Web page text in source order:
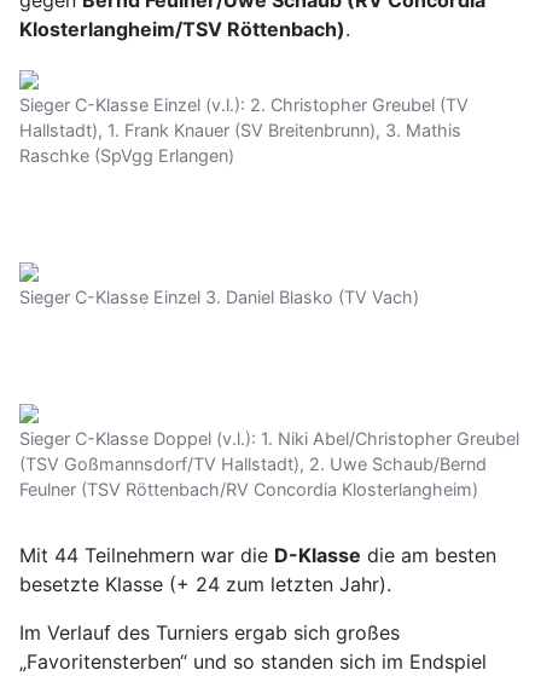
Klosterlangheim/TSV Röttenbach).
Sieger C-Klasse Einzel (v.l.): 2. Christopher Greubel (TV
Hallstadt), 1. Frank Knauer (SV Breitenbrunn), 3. Mathis
Raschke (SpVgg Erlangen)
Sieger C-Klasse Einzel 3. Daniel Blasko (TV Vach)
Sieger C-Klasse Doppel (v.l.): 1. Niki Abel/Christopher Greubel
(TSV Goßmannsdorf/TV Hallstadt), 2. Uwe Schaub/Bernd
Feulner (TSV Röttenbach/RV Concordia Klosterlangheim)
Mit 44 Teilnehmern war die D-Klasse die am besten
besetzte Klasse (+ 24 zum letzten Jahr).
Im Verlauf des Turniers ergab sich großes
„Favoritensterben“ und so standen sich im Endspiel